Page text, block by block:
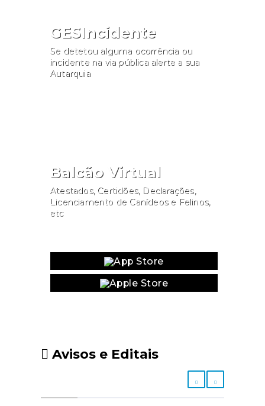
GESIncidente
Se detetou alguma ocorrência ou
incidente na via pública alerte a sua
Autarquia
Balcão Virtual
Atestados, Certidões, Declarações,
Licenciamento de Canídeos e Felinos,
etc
Avisos e Editais